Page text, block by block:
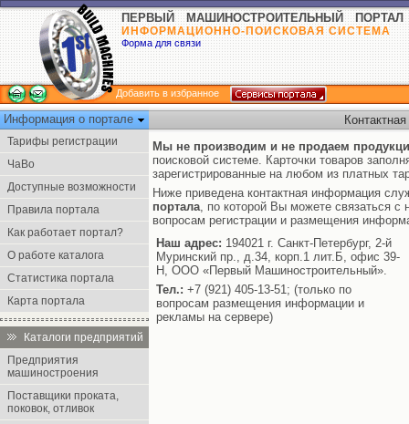
ПЕРВЫЙ МАШИНОСТРОИТЕЛЬНЫЙ ПОРТАЛ
ИНФОРМАЦИОННО-ПОИСКОВАЯ СИСТЕМА
Форма для связи
Добавить в избранное
Информация о портале
Тарифы регистрации
ЧаВо
Доступные возможности
Правила портала
Как работает портал?
О работе каталога
Статистика портала
Карта портала
Каталоги предприятий
Предприятия
машиностроения
Поставщики проката,
поковок, отливок
Мы не производим и не продаем
поисковой системе. Карточки товаров
зарегистрированные на любом из платных
Ниже приведена контактная информация
портала, по которой Вы можете связаться с
вопросам регистрации и размещения
Наш адрес: 194021 г. Санкт-Петербург, 2-й
Муринский пр., д.34, корп.1 лит.Б, офис 39-
Н, ООО «Первый Машиностроительный».
Тел.: +7 (921) 405-13-51; (только по
вопросам размещения информации и
рекламы на сервере)